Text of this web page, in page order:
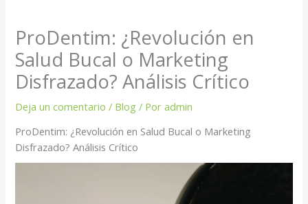
ProDentim: ¿Revolución en
Salud Bucal o Marketing
Disfrazado? Análisis Crítico
Deja un comentario / Blog / Poradmin
ProDentim: ¿Revolución en Salud Bucal o Marketing
Disfrazado? Análisis Crítico